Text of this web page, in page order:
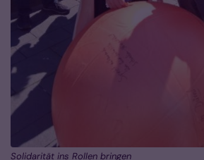
Solidarität ins Rollen bringen